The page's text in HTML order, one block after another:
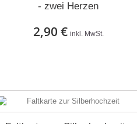
- zwei Herzen
2,90 € inkl. MwSt.